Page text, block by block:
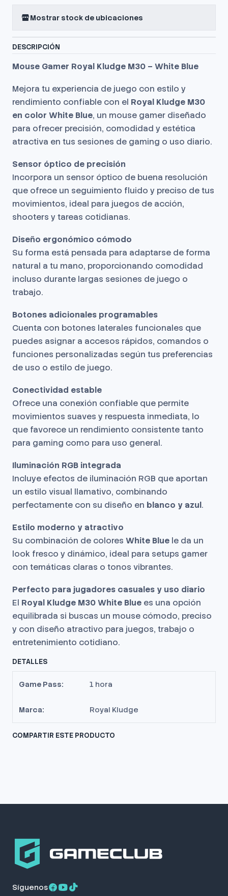
Mostrar stock de ubicaciones
DESCRIPCIÓN
Mouse Gamer Royal Kludge M30 – White Blue
Mejora tu experiencia de juego con estilo y
rendimiento confiable con el Royal Kludge M30
en color White Blue, un mouse gamer diseñado
para ofrecer precisión, comodidad y estética
atractiva en tus sesiones de gaming o uso diario.
Sensor óptico de precisión
Incorpora un sensor óptico de buena resolución
que ofrece un seguimiento fluido y preciso de tus
movimientos, ideal para juegos de acción,
shooters y tareas cotidianas.
Diseño ergonómico cómodo
Su forma está pensada para adaptarse de forma
natural a tu mano, proporcionando comodidad
incluso durante largas sesiones de juego o
trabajo.
Botones adicionales programables
Cuenta con botones laterales funcionales que
puedes asignar a accesos rápidos, comandos o
funciones personalizadas según tus preferencias
de uso o estilo de juego.
Conectividad estable
Ofrece una conexión confiable que permite
movimientos suaves y respuesta inmediata, lo
que favorece un rendimiento consistente tanto
para gaming como para uso general.
Iluminación RGB integrada
Incluye efectos de iluminación RGB que aportan
un estilo visual llamativo, combinando
perfectamente con su diseño en blanco y azul.
Estilo moderno y atractivo
Su combinación de colores White Blue le da un
look fresco y dinámico, ideal para setups gamer
con temáticas claras o tonos vibrantes.
Perfecto para jugadores casuales y uso diario
El Royal Kludge M30 White Blue es una opción
equilibrada si buscas un mouse cómodo, preciso
y con diseño atractivo para juegos, trabajo o
entretenimiento cotidiano.
DETALLES
Game Pass: 1 hora
Marca: Royal Kludge
COMPARTIR ESTE PRODUCTO
Síguenos